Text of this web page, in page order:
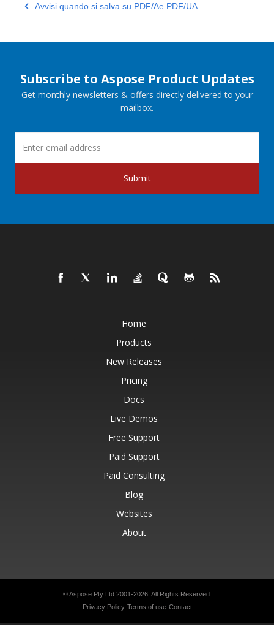
Avvisi quando si salva su PDF/Ae PDF/UA
Subscribe to Aspose Product Updates
Get monthly newsletters & offers directly delivered to your
mailbox.
Submit
Home
Products
New Releases
Pricing
Docs
Live Demos
Free Support
Paid Support
Paid Consulting
Blog
Websites
About
© Aspose Pty Ltd 2001-2026. All Rights Reserved.
Privacy Policy Terms of use Contact